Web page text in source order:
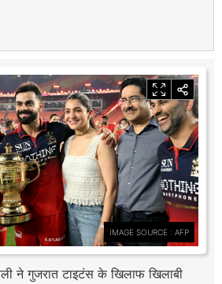
IMAGE SOURCE : AFP
ने गुजरात टाइटंस के खिलाफ खिलाबी